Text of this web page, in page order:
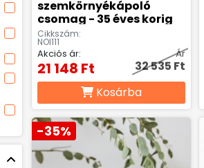
szemkörnyékápoló
csomag - 35 éves korig
Cikkszám:
NOI111
Akciós ár:
21 148 Ft
Ár
32 535 Ft
Kosárba
-35%